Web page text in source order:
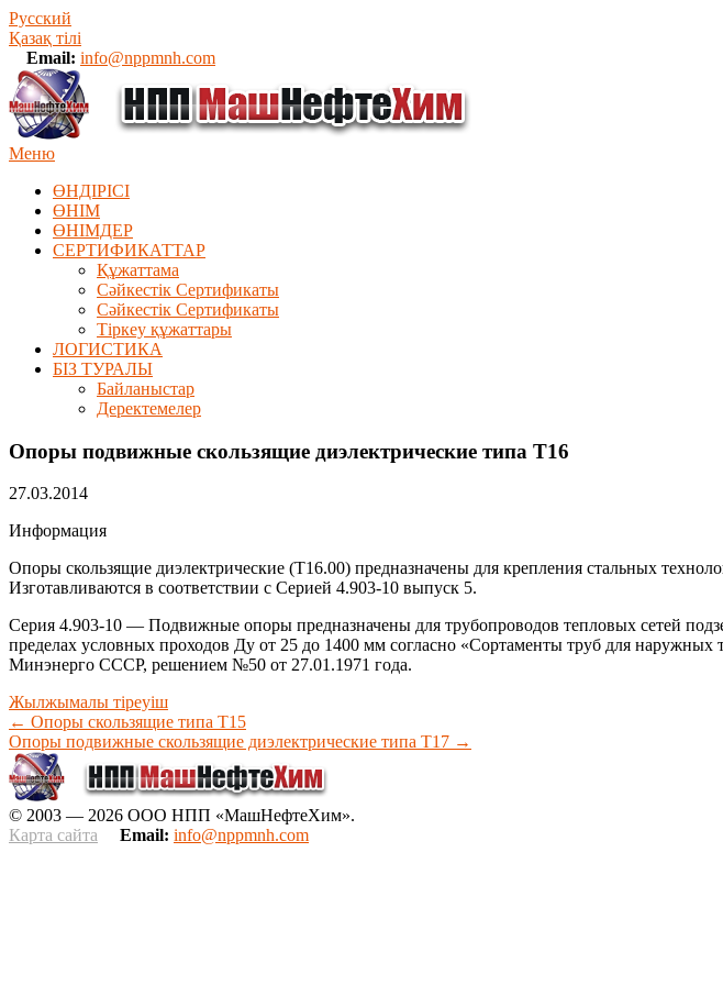
Русский
Қазақ тілі
Email: info@nppmnh.com
Меню
ӨНДІРІСІ
ӨНІМ
ӨHIМДЕР
СЕРТИФИКАТТАР
Құжаттама
Сәйкестік Сертификаты
Сәйкестік Сертификаты
Тіркеу құжаттары
ЛОГИСТИКА
БІЗ ТУРАЛЫ
Байланыстар
Деректемелер
Опоры подвижные скользящие диэлектрические типа Т16
27.03.2014
Информация
Опоры скользящие диэлектрические (Т16.00) предназначены для крепления стальных
Изготавливаются в соответствии с Серией 4.903-10 выпуск 5.
Серия 4.903-10 — Подвижные опоры предназначены для трубопроводов тепловых сетей
пределах условных проходов Ду от 25 до 1400 мм согласно «Сортаменты труб для
Минэнерго СССР, решением №50 от 27.01.1971 года.
Жылжымалы тіреуіш
← Опоры скользящие типа Т15
Опоры подвижные скользящие диэлектрические типа Т17 →
© 2003 — 2026 ООО НПП «МашНефтеХим».
Карта сайта
Email: info@nppmnh.com